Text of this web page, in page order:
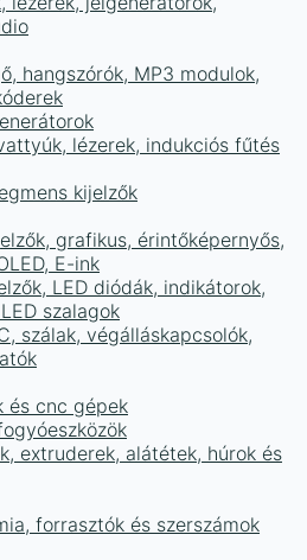
hangszórók, MP3 modulok,
lézerek, indukciós fűtés
kijelzők
grafikus, érintőképernyős,
E-ink
LED diódák, indikátorok,
szalagok
szálak, végálláskapcsolók,
és cnc gépek
extruderek, alátétek, húrok és
forrasztók és szerszámok